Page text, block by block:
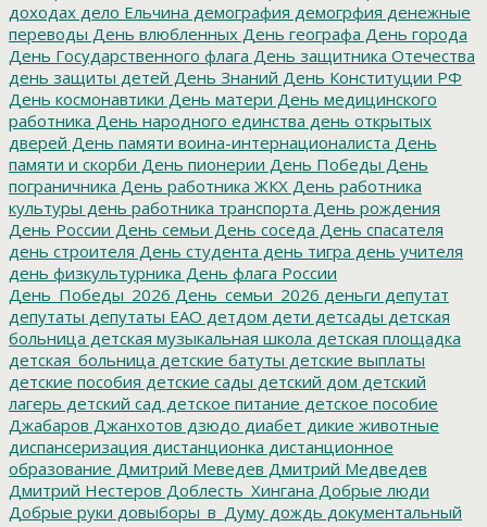
доходах дело Ельчина демография демогрфия денежные
переводы День влюбленных День географа День города
День Государственного флага День защитника Отечества
день защиты детей День Знаний День Конституции РФ
День космонавтики День матери День медицинского
работника День народного единства день открытых
дверей День памяти воина-интернационалиста День
памяти и скорби День пионерии День Победы День
пограничника День работника ЖКХ День работника
культуры день работника транспорта День рождения
День России День семьи День соседа День спасателя
день строителя День студента день тигра день учителя
день физкультурника День флага России
День_Победы_2026 День_семьи_2026 деньги депутат
депутаты депутаты ЕАО детдом дети детсады детская
больница детская музыкальная школа детская площадка
детская_больница детские батуты детские выплаты
детские пособия детские сады детский дом детский
лагерь детский сад детское питание детское пособие
Джабаров Джанхотов дзюдо диабет дикие животные
диспансеризация дистанционка дистанционное
образование Дмитрий Меведев Дмитрий Медведев
Дмитрий Нестеров Доблесть_Хингана Добрые люди
Добрые руки довыборы_в_Думу дождь документальный